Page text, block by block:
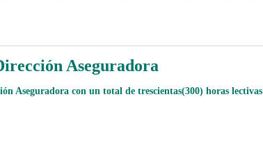
Aseguradora
Aseguradora con un total de trescientas(300) horas lectivas